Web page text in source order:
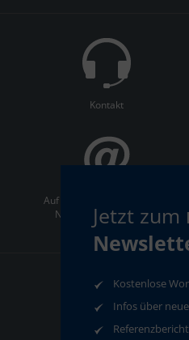
Kontakt
Auf dem Laufenden bleiben:
Newsletter abonnieren
AGB
Impressum
Jetzt zum
Kostenlose
Infos über